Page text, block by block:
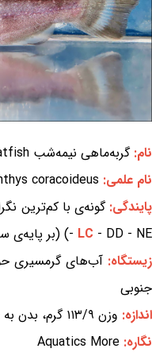
نام:گربه‌ماهی نیمه‌شب Midnight catfish
نام علمی: coracoideus
پایندگی:
- LC - DD - NE) (بر پایه‌ی سیاهه‌ی سرخ IUCN)
زیستگاه:آب‌های گرمسیری
جنوبی
اندازه: وزن ۱۱۳/۹ گرم، بدن به درازای ۱۹/۲ سانتی‌متر
نگاره: Aquatics More